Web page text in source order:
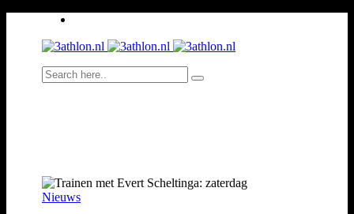
Nieuws